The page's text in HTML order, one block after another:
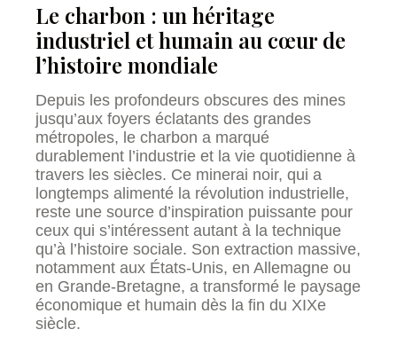
Le charbon : un héritage
industriel et humain au cœur de
l’histoire mondiale
Depuis les profondeurs obscures des mines
jusqu’aux foyers éclatants des grandes
métropoles, le charbon a marqué
durablement l’industrie et la vie quotidienne à
travers les siècles. Ce minerai noir, qui a
longtemps alimenté la révolution industrielle,
reste une source d’inspiration puissante pour
ceux qui s’intéressent autant à la technique
qu’à l’histoire sociale. Son extraction massive,
notamment aux États-Unis, en Allemagne ou
en Grande-Bretagne, a transformé le paysage
économique et humain dès la fin du XIXe
siècle.